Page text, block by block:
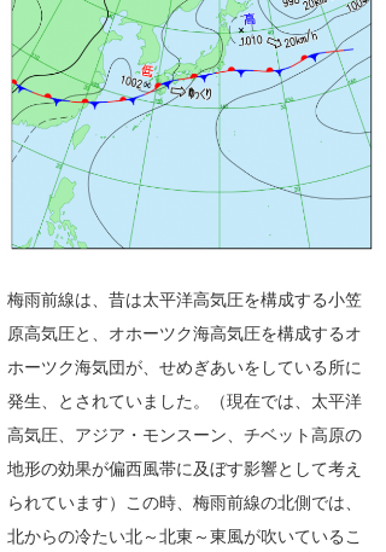
梅雨前線は、昔は太平洋高気圧を構成する小笠
原高気圧と、オホーツク海高気圧を構成するオ
ホーツク海気団が、せめぎあいをしている所に
発生、とされていました。（現在では、太平洋
高気圧、アジア・モンスーン、チベット高原の
地形の効果が偏西風帯に及ぼす影響として考え
られています）この時、梅雨前線の北側では、
北からの冷たい北～北東～東風が吹いているこ